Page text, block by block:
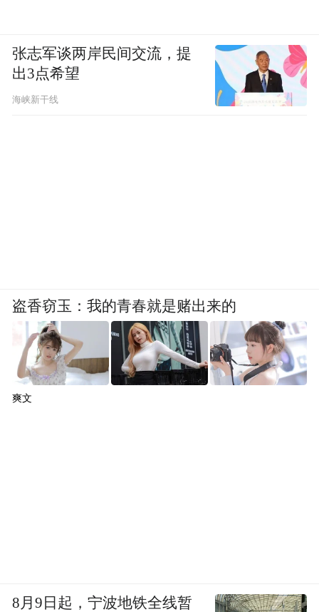
张志军谈两岸民间交流，提
出3点希望
海峡新干线
盗香窃玉：我的青春就是赌出来的
爽文
8月9日起，宁波地铁全线暂